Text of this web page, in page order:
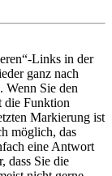
Links in der
ganz nach
Wenn Sie den
die Funktion
Markierung ist
möglich, das
eine Antwort
dass Sie die